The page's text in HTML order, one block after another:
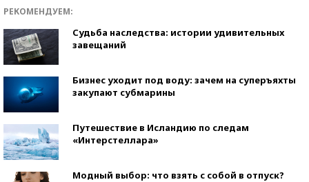
РЕКОМЕНДУЕМ:
Судьба наследства: истории удивительных
завещаний
Бизнес уходит под воду: зачем на суперъяхты
закупают субмарины
Путешествие в Исландию по следам
«Интерстеллара»
Модный выбор: что взять с собой в отпуск?